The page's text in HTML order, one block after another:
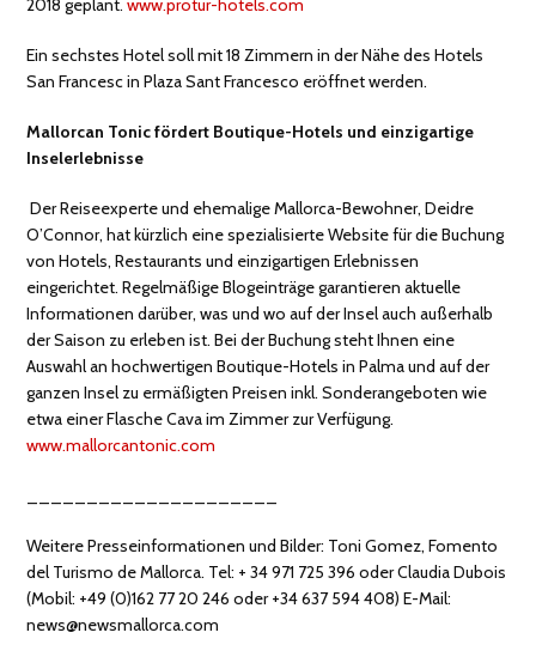
2018 geplant.www.protur-hotels.com
Ein sechstes Hotel soll mit 18 Zimmern in der Nähe des Hotels
San Francesc in Plaza Sant Francesco eröffnet werden.
Mallorcan Tonic fördert Boutique-Hotels und einzigartige
Inselerlebnisse
Der Reiseexperte und ehemalige Mallorca-Bewohner, Deidre
O’Connor, hat kürzlich eine spezialisierte Website für die Buchung
von Hotels, Restaurants und einzigartigen Erlebnissen
eingerichtet. Regelmäßige Blogeinträge garantieren aktuelle
Informationen darüber, was und wo auf der Insel auch außerhalb
der Saison zu erleben ist. Bei der Buchung steht Ihnen eine
Auswahl an hochwertigen Boutique-Hotels in Palma und auf der
ganzen Insel zu ermäßigten Preisen inkl. Sonderangeboten wie
etwa einer Flasche Cava im Zimmer zur Verfügung.
www.mallorcantonic.com
Weitere Presseinformationen und Bilder: Toni Gomez, Fomento
del Turismo de Mallorca. Tel: + 34 971 725 396 oder Claudia Dubois
(Mobil: +49 (0)162 77 20 246 oder +34 637 594 408) E-Mail:
news@newsmallorca.com